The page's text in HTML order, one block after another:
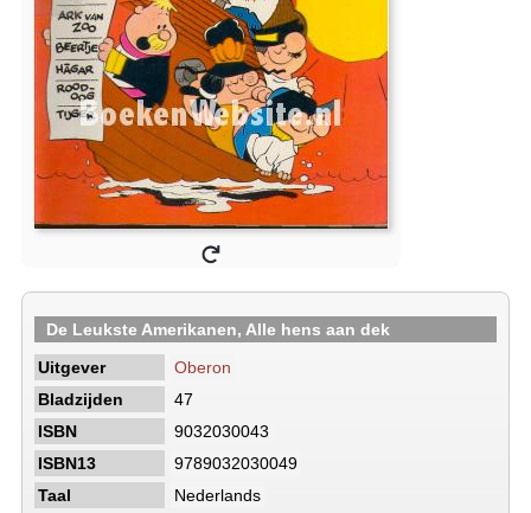
De Leukste Amerikanen, Alle hens aan dek
Uitgever
Oberon
Bladzijden
47
ISBN
9032030043
ISBN13
9789032030049
Taal
Nederlands